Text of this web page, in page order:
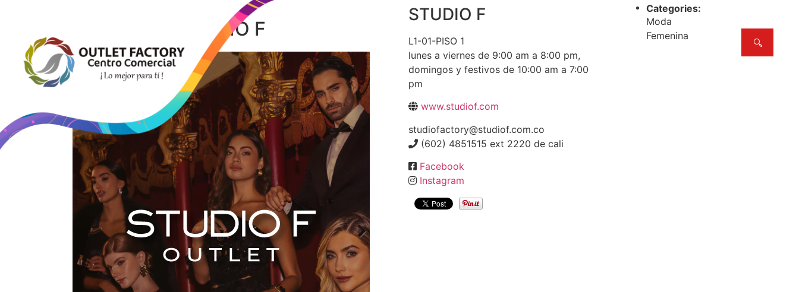
STUDIO F
Next
STUDIO F
L1-01-PISO 1
lunes a viernes de 9:00 am a 8:00 pm,
domingos y festivos de 10:00 am a 7:00
pm
www.studiof.com
studiofactory@studiof.com.co
(602) 4851515 ext 2220 de cali
Facebook
Instagram
Categories:
Moda
Femenina